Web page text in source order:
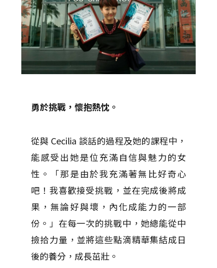
勇於挑戰，懷抱熱忱。
從與 Cecilia 談話的過程及她的課程中，
能感受出她是位充滿自信與魅力的女
性。「那是由於我充滿著無比好奇心
吧！我喜歡接受挑戰，並在完成後將成
果，無論好與壞，內化成能力的一部
份。」在每一次的挑戰中，她總能從中
撿拾力量，並將這些點滴精華集結成日
後的養分，成長茁壯。